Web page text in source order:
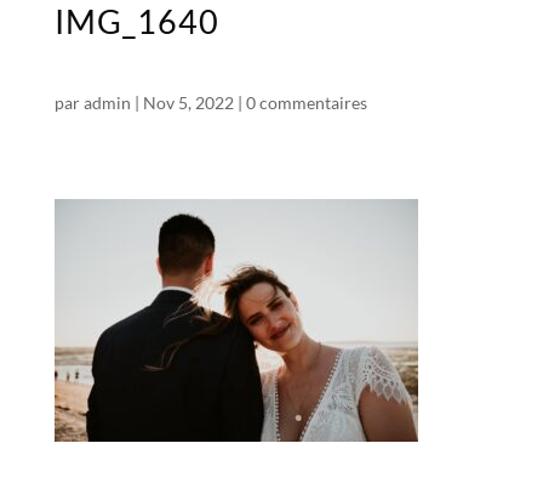
IMG_1640
paradmin | Nov 5, 2022 | 0 commentaires